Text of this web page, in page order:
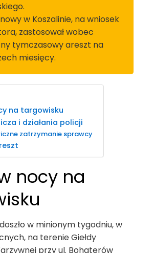
w Koszalinie, na wniosek
zastosował wobec
tymczasowy areszt na
miesięcy.
na targowisku
i działania policji
zatrzymanie sprawcy
nocy na
w minionym tygodniu, w
na terenie Giełdy
przy ul. Bohaterów